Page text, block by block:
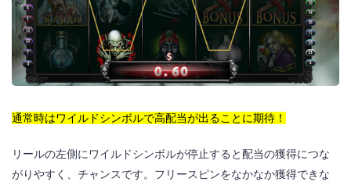
通常時はワイルドシンボルで高配当が出ることに期待！
リールの左側にワイルドシンボルが停止すると配当の獲得につな
がりやすく、チャンスです。フリースピンをなかなか獲得できな